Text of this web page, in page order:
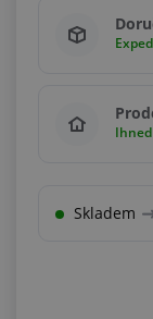
5,00 m
Násobky
Skladem